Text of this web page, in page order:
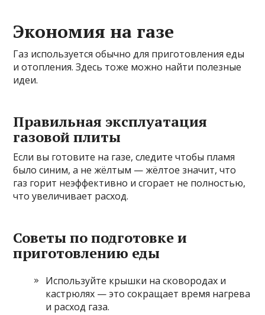
Экономия на газе
Газ используется обычно для приготовления еды
и отопления. Здесь тоже можно найти полезные
идеи.
Правильная эксплуатация
газовой плиты
Если вы готовите на газе, следите чтобы пламя
было синим, а не жёлтым — жёлтое значит, что
газ горит неэффективно и сгорает не полностью,
что увеличивает расход.
Советы по подготовке и
приготовлению еды
Используйте крышки на сковородах и
кастрюлях — это сокращает время нагрева
и расход газа.